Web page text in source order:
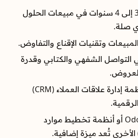
خبرة تتراوح بين 3 إلى 4 سنوات في مبيعات الحلول
صلة.
وتقنيات الإقناع والتفاوض.
التواصل الشفهي والكتابي وقدرة
إجادة استخدام أنظمة إدارة علاقات العملاء (CRM)
المعرفة بنظام Odoo أو أنظمة تخطيط موارد